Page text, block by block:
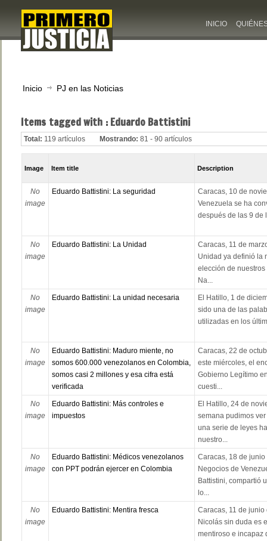
INICIO
Inicio PJ en las Noticias
Items tagged with : Eduardo Battistini
Total: 119 artículos Mostrando: 81 - 90 artículos
Image Item title Description
No
image
Eduardo Battistini: La seguridad
Caracas, 10 de
Venezuela se ha
después de las 9 de
No
image
Eduardo Battistini: La Unidad
Caracas, 11 de
Unidad ya definió la
elección de
Na...
No
image
Eduardo Battistini: La unidad necesaria
El Hatillo, 1 de
sido una de las
utilizadas en los
No
image
Eduardo Battistini: Maduro miente, no
somos 600.000 venezolanos en Colombia,
somos casi 2 millones y esa cifra está
verificada
Caracas, 22 de
este miércoles, el
Gobierno Legítimo
cuesti...
No
image
Eduardo Battistini: Más controles e
impuestos
El Hatillo, 24 de
semana pudimos
una serie de leyes
nuestro...
No
image
Eduardo Battistini: Médicos venezolanos
con PPT podrán ejercer en Colombia
Caracas, 18 de
Negocios de
Battistini, compartió
lo...
No
image
Eduardo Battistini: Mentira fresca
Caracas, 11 de
Nicolás sin duda es
mentiroso e incapaz